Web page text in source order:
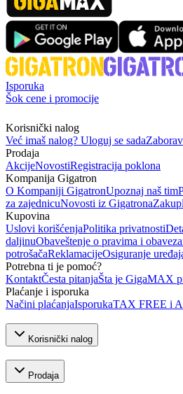
Isporuka
Šok cene i promocije
Korisnički nalog
Već imaš nalog? Uloguj se sada
Prodaja
AkcijeNovostiRegistracija poklona
Kompanija Gigatron
O Kompaniji GigatronUpoznaj naš tim
za zajednicuNovosti iz Gigatrona
Kupovina
Uslovi korišćenjaPolitika privatnosti
daljinuObaveštenje o pravima i
potrošačaReklamacijeOsiguranje
Potrebna ti je pomoć?
KontaktČesta pitanjaŠta je GigaMAX
Plaćanje i isporuka
Načini plaćanjaIsporukaTAX FREE i
Korisnički nalog
Prodaja